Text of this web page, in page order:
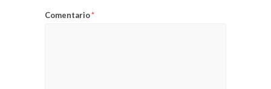
Comentario*